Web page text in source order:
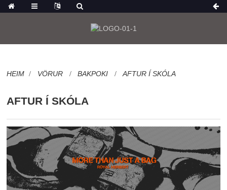
HEIM VÖRUR BAKPOKI AFTUR Í SKÓLA
AFTUR Í SKÓLA